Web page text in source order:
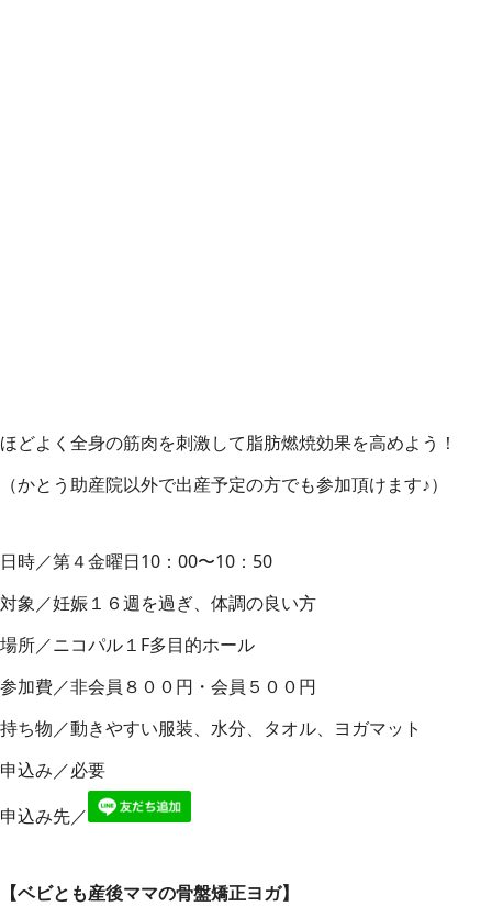
ほどよく全身の筋肉を刺激して脂肪燃焼効果を高めよう！
（かとう助産院以外で出産予定の方でも参加頂けます♪）
日時／第４金曜日10：00〜10：50
対象／妊娠１６週を過ぎ、体調の良い方
場所／ニコパル１F多目的ホール
参加費／非会員８００円・会員５００円
持ち物／動きやすい服装、水分、タオル、ヨガマット
申込み／必要
申込み先／
【ベビとも産後ママの骨盤矯正ヨガ】